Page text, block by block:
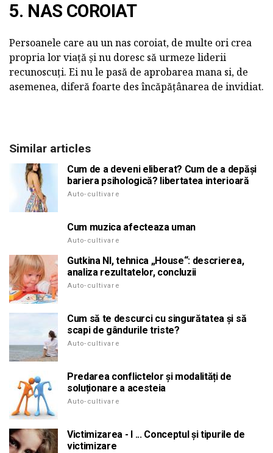
5. NAS COROIAT
Persoanele care au un nas coroiat, de multe ori crea
propria lor viață și nu doresc să urmeze liderii
recunoscuți. Ei nu le pasă de aprobarea mana si, de
asemenea, diferă foarte des încăpățânarea de invidiat.
Similar articles
Cum de a deveni eliberat? Cum de a depăși
bariera psihologică? libertatea interioară
Auto-cultivare
Cum muzica afecteaza uman
Auto-cultivare
Gutkina NI, tehnica „House“: descrierea,
analiza rezultatelor, concluzii
Auto-cultivare
Cum să te descurci cu singurătatea și să
scapi de gândurile triste?
Auto-cultivare
Predarea conflictelor și modalități de
soluționare a acesteia
Auto-cultivare
Victimizarea - l ... Conceptul și tipurile de
victimizare